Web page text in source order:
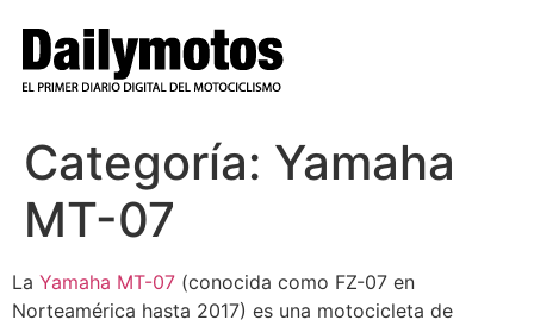
contenido
Categoría: Yamaha
MT-07
La Yamaha MT-07 (conocida como FZ-07 en
Norteamérica hasta 2017) es una motocicleta de